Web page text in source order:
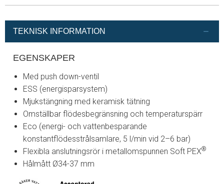
TEKNISK INFORMATION
EGENSKAPER
Med push down-ventil
ESS (energisparsystem)
Mjukstängning med keramisk tätning
Omställbar flödesbegränsning och temperaturspärr
Eco (energi- och vattenbesparande
konstantflödesstrålsamlare, 5 l/min vid 2–6 bar)
Flexibla anslutningsrör i metallomspunnen Soft PEX®
Hålmått Ø34-37 mm